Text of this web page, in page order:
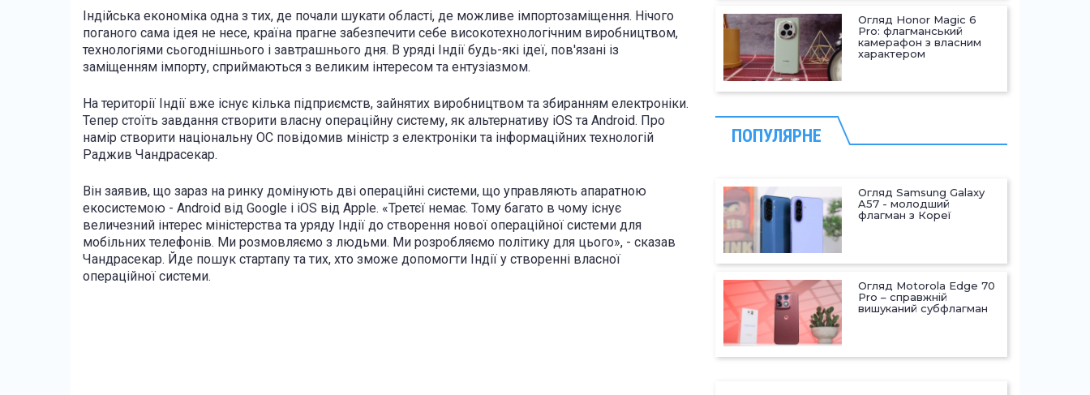
Індійська економіка одна з тих, де почали шукати області, де можливе імпортозаміщення. Нічого
поганого сама ідея не несе, країна прагне забезпечити себе високотехнологічним виробництвом,
технологіями сьогоднішнього і завтрашнього дня. В уряді Індії будь-які ідеї, пов'язані із
заміщенням імпорту, сприймаються з великим інтересом та ентузіазмом.
На території Індії вже існує кілька підприємств, зайнятих виробництвом та збиранням електроніки.
Тепер стоїть завдання створити власну операційну систему, як альтернативу iOS та Android. Про
намір створити національну ОС повідомив міністр з електроніки та інформаційних технологій
Раджив Чандрасекар.
Він заявив, що зараз на ринку домінують дві операційні системи, що управляють апаратною
екосистемою - Android від Google і iOS від Apple. «Третєї немає. Тому багато в чому існує
величезний інтерес міністерства та уряду Індії до створення нової операційної системи для
мобільних телефонів. Ми розмовляємо з людьми. Ми розробляємо політику для цього», - сказав
Чандрасекар. Йде пошук стартапу та тих, хто зможе допомогти Індії у створенні власної
операційної системи.
Огляд Honor Magic 6
Pro: флагманський
камерафон з власним
характером
ПОПУЛЯРНЕ
Огляд Samsung Galaxy
A57 - молодший
флагман з Кореї
Огляд Motorola Edge 70
Pro – справжній
вишуканий субфлагман